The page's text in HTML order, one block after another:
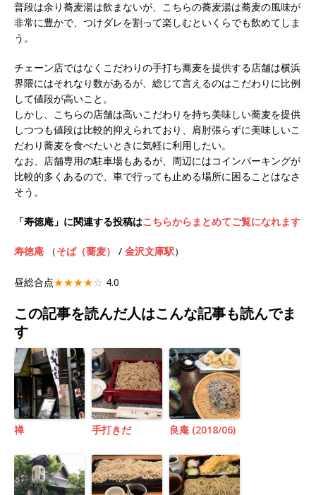
普段は余り蕎麦湯は飲まないが、こちらの蕎麦湯は蕎麦の風味が
非常に豊かで、つけダレを割って楽しむといくらでも飲めてしま
う。
チェーン店ではなくこだわりの手打ち蕎麦を提供する店舗は横浜
界隈にはそれなり数があるが、総じて言えるのはこだわりに比例
して値段が高いこと。
しかし、こちらの店舗は高いこだわりを持ち美味しい蕎麦を提供
しつつも値段は比較的抑えられており、肩肘張らずに美味しいこ
だわり蕎麦を食べたいときに気軽に利用したい。
なお、店舗専用の駐車場もあるが、周辺にはコインパーキングが
比較的多くあるので、車で行っても止める場所に困ることはなさ
そう。
「寿徳庵」に関連する投稿はこちらからまとめてご覧になれます
寿徳庵 （そば（蕎麦） / 金沢文庫駅）
昼総合点★★★★☆ 4.0
この記事を読んだ人はこんな記事も読んでま
す
禅 手打きだ 良庵 (2018/06)